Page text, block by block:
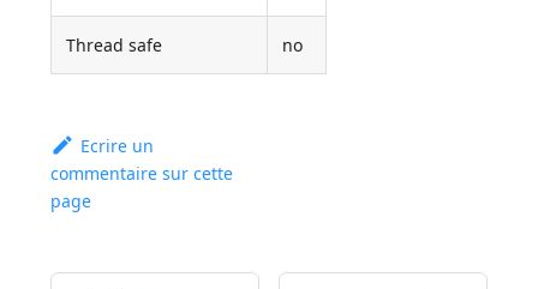
Thread safe no
Ecrire un
commentaire sur cette
page